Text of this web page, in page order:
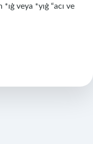
veya *yıġ “acı ve